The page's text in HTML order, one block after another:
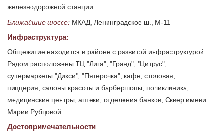
железнодорожной станции.
Ближайшие шоссе: МКАД, Ленинградское ш., М-11
Инфраструктура:
Общежитие находится в районе с развитой инфраструктурой.
Рядом расположены ТЦ "Лига", "Гранд", "Цитрус",
супермаркеты "Дикси", "Пятерочка", кафе, столовая,
пиццерия, салоны красоты и барбершопы, поликлиника,
медицинские центры, аптеки, отделения банков, Сквер имени
Марии Рубцовой.
Достопримечательности